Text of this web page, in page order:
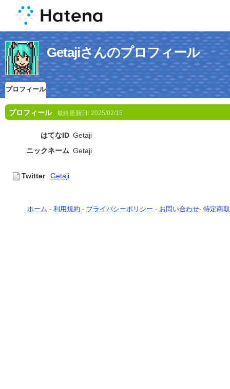
Getajiさんのプロフィール
プロフィール
プロフィール 最終更新日: 2025/02/15
はてなID Getaji
ニックネーム Getaji
Twitter Getaji
ホーム - 利用規約 - プライバシーポリシー - お問い合わせ- 特定商